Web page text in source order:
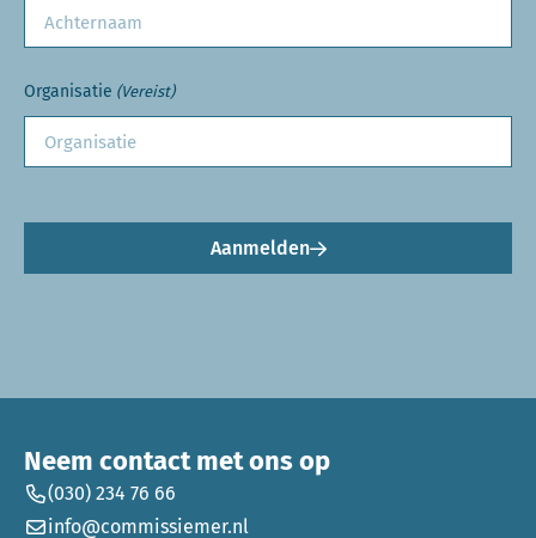
Organisatie (Vereist)
Aanmelden
Neem contact met ons op
(030) 234 76 66
info@commissiemer.nl